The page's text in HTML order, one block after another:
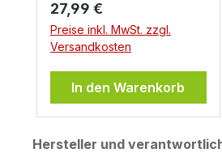
Regulärer Preis:
27,99 €
Preise inkl. MwSt. zzgl.
Versandkosten
In den Warenkorb
Hersteller und